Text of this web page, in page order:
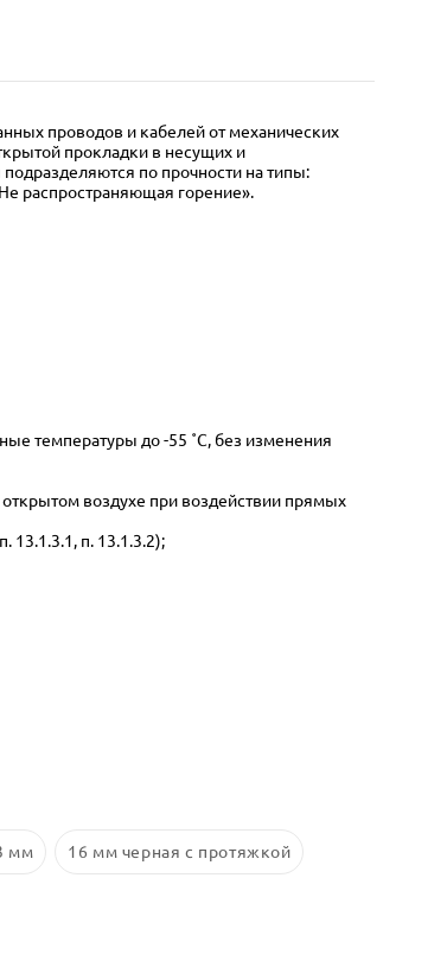
проводов и кабелей от механических
прокладки в несущих и
по прочности на типы:
распространяющая горение».
температуры до -55 ˚С, без изменения
открытом воздухе при воздействии прямых
13.1.3.1, п. 13.1.3.2);
мм 16 мм черная с протяжкой